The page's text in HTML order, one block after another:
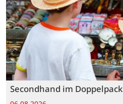
Secondhand im Doppelpack